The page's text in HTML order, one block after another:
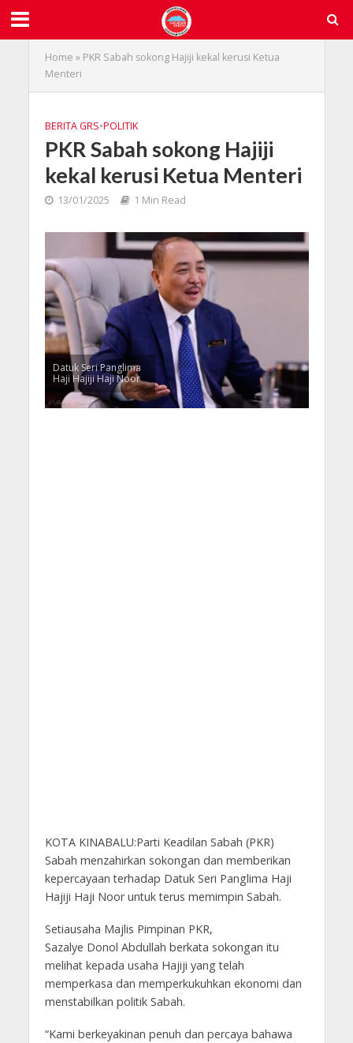
Home » PKR Sabah sokong Hajiji kekal kerusi Ketua
Menteri
BERITA GRS•POLITIK
PKR Sabah sokong Hajiji
kekal kerusi Ketua Menteri
13/01/2025 1 Min Read
Datuk Seri Panglima
Haji Hajiji Haji Noor
KOTA KINABALU:Parti Keadilan Sabah (PKR)
Sabah menzahirkan sokongan dan memberikan
kepercayaan terhadap Datuk Seri Panglima Haji
Hajiji Haji Noor untuk terus memimpin Sabah.
Setiausaha Majlis Pimpinan PKR,
Sazalye Donol Abdullah berkata sokongan itu
melihat kepada usaha Hajiji yang telah
memperkasa dan memperkukuhkan ekonomi dan
menstabilkan politik Sabah.
“Kami berkeyakinan penuh dan percaya bahawa